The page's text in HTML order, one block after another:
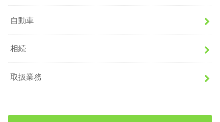
自動車
相続
取扱業務